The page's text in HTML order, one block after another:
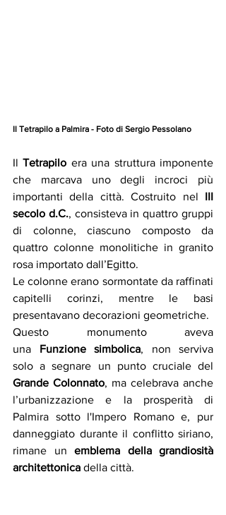
Il Tetrapilo a Palmira - Foto di Sergio Pessolano
Il Tetrapilo era una struttura imponente
che marcava uno degli incroci più
importanti della città. Costruito nel III
secolo d.C., consisteva in quattro gruppi
di colonne, ciascuno composto da
quattro colonne monolitiche in granito
rosa importato dall’Egitto.
Le colonne erano sormontate da raffinati
capitelli corinzi, mentre le basi
presentavano decorazioni geometriche.
Questo monumento aveva
una Funzione simbolica, non serviva
Grande Colonnato, ma celebrava anche
l’urbanizzazione e la prosperità di
Palmira sotto l'Impero Romano e, pur
danneggiato durante il conflitto siriano,
rimane un emblema della grandiosità
architettonica della città.